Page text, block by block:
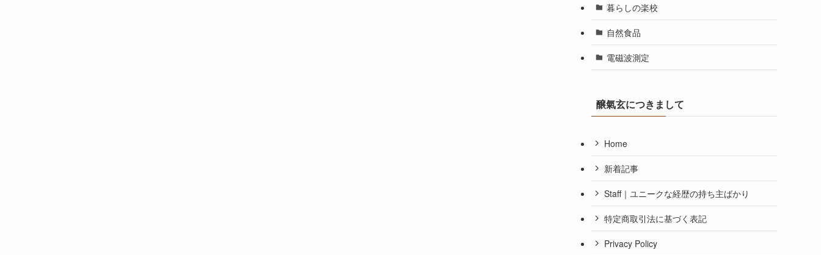
暮らしの楽校
自然食品
電磁波測定
醸氣玄につきまして
Home
新着記事
Staff｜ユニークな経歴の持ち主ばかり
特定商取引法に基づく表記
Privacy Policy